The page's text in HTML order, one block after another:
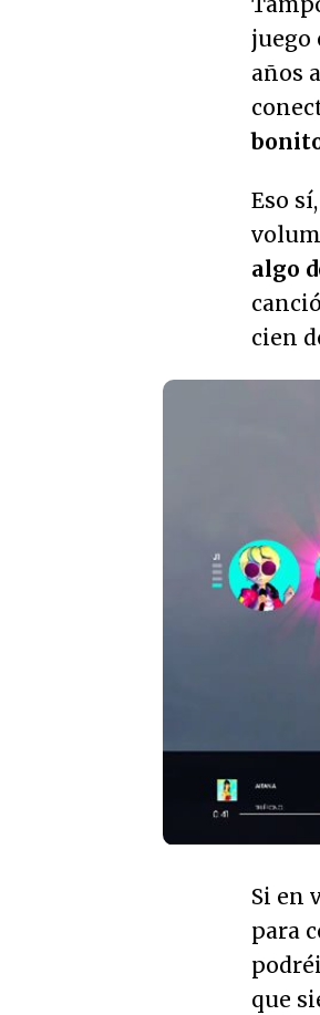
juego
años
Eso
algo
cien
Si en
para
que